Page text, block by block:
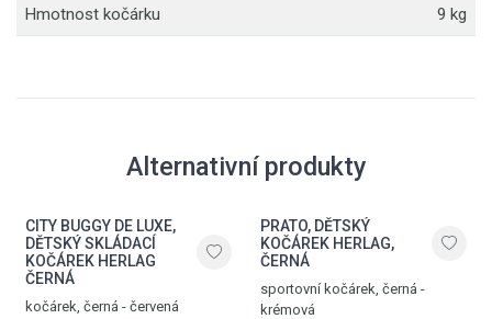
Hmotnost kočárku 9 kg
Alternativní produkty
CITY BUGGY DE LUXE,
DĚTSKÝ SKLÁDACÍ
KOČÁREK HERLAG
ČERNÁ
kočárek, černá - červená
PRATO, DĚTSKÝ
KOČÁREK HERLAG,
ČERNÁ
sportovní kočárek, černá -
krémová